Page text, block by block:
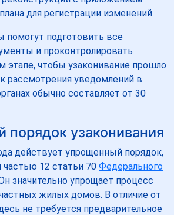
для регистрации изменений.
помогут подготовить все
и проконтролировать
этапе, чтобы узаконивание прошло
рассмотрения уведомлений в
обычно составляет от 30
узаконивания
действует упрощенный порядок,
12 статьи 70 Федерального
значительно упрощает процесс
жилых домов. В отличие от
не требуется предварительное